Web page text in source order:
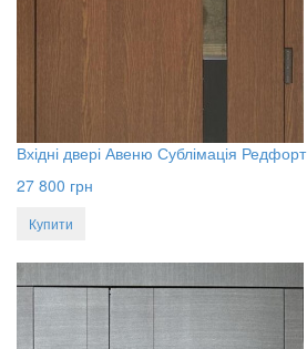
Вхідні двері Авеню Сублімація Редфорт
27 800 грн
Купити